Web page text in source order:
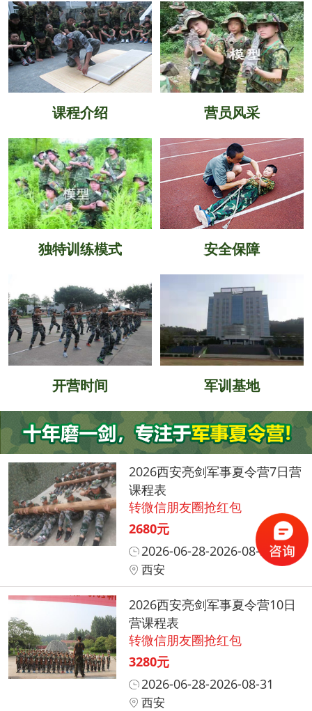
课程介绍 营员风采
独特训练模式 安全保障
开营时间 军训基地
2026西安亮剑军事夏令营7日营
课程表
转微信朋友圈抢红包
2680元
2026-06-28-2026-08-31
西安
2026西安亮剑军事夏令营10日
营课程表
转微信朋友圈抢红包
3280元
2026-06-28-2026-08-31
西安